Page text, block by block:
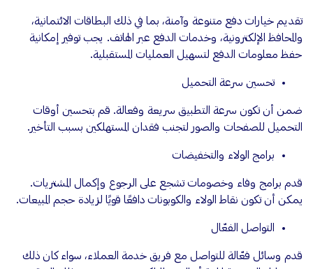
تقديم خيارات دفع متنوعة وآمنة، بما في ذلك البطاقات الائتمانية،
والمحافظ الإلكترونية، وخدمات الدفع عبر الهاتف. يجب توفير إمكانية
حفظ معلومات الدفع لتسهيل العمليات المستقبلية.
تحسين سرعة التحميل
ضمن أن تكون سرعة التطبيق سريعة وفعالة. قم بتحسين أوقات
التحميل للصفحات والصور لتجنب فقدان المستهلكين بسبب التأخير.
برامج الولاء والتخفيضات
قدم برامج وفاء وخصومات تشجع على الرجوع وإكمال المشتريات.
يمكن أن تكون نقاط الولاء والكوبونات دافعًا قويًا لزيادة حجم المبيعات.
التواصل الفعّال
قدم وسائل فعّالة للتواصل مع فريق خدمة العملاء، سواء كان ذلك